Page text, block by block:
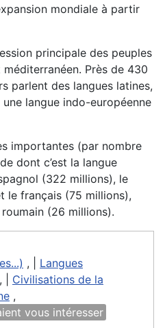
mondiale à partir
principale des peuples
Près de 430
parlent des langues latines,
langue indo-européenne
importantes (par nombre
dont c’est la langue
(322 millions), le
le français (75 millions),
(26 millions).
, | Langues
, | Civilisations de la
,
vous intéresser